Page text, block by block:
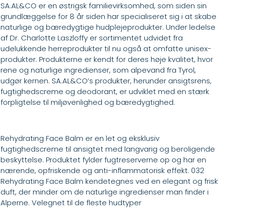
SA.AL&CO er en østrigsk familievirksomhed, som siden sin
grundlæggelse for 8 år siden har specialiseret sig i at skabe
naturlige og bæredygtige hudplejeprodukter. Under ledelse
af Dr. Charlotte Laszloffy er sortimentet udvidet fra
udelukkende herreprodukter til nu også at omfatte unisex-
produkter. Produkterne er kendt for deres høje kvalitet, hvor
rene og naturlige ingredienser, som alpevand fra Tyrol,
udgør kernen. SA.AL&CO’s produkter, herunder ansigtsrens,
fugtighedscreme og deodorant, er udviklet med en stærk
forpligtelse til miljøvenlighed og bæredygtighed.
Rehydrating Face Balm er en let og eksklusiv
fugtighedscreme til ansigtet med langvarig og beroligende
beskyttelse. Produktet fylder fugtreserverne op og har en
nærende, opfriskende og anti-inflammatorisk effekt. 032
Rehydrating Face Balm kendetegnes ved en elegant og frisk
duft, der minder om de naturlige ingredienser man finder i
Alperne. Velegnet til de fleste hudtyper